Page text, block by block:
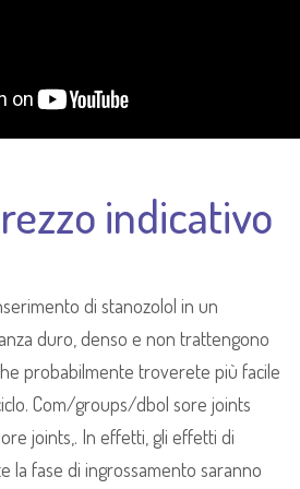
indicativo
di stanozolol in un
duro, denso e non trattengono
probabilmente troverete più facile
Com/groups/dbol sore joints
joints,. In effetti, gli effetti di
la fase di ingrossamento saranno